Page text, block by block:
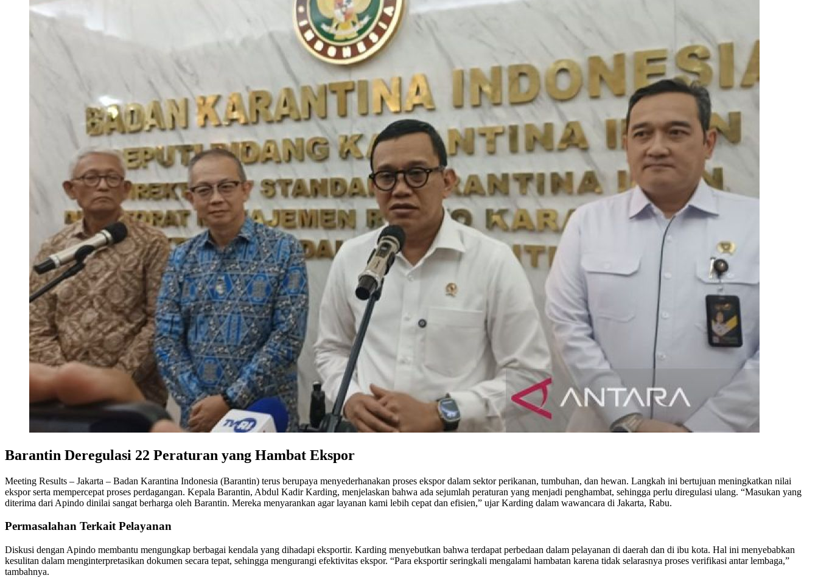
Barantin Deregulasi 22 Peraturan yang Hambat Ekspor
Meeting Results – Jakarta – Badan Karantina Indonesia (Barantin) terus berupaya menyederhanakan proses ekspor dalam sektor perikanan, tumbuhan, dan hewan. Langkah ini bertujuan meningkatkan nilai
ekspor serta mempercepat proses perdagangan. Kepala Barantin, Abdul Kadir Karding, menjelaskan bahwa ada sejumlah peraturan yang menjadi penghambat, sehingga perlu diregulasi ulang. “Masukan yang
diterima dari Apindo dinilai sangat berharga oleh Barantin. Mereka menyarankan agar layanan kami lebih cepat dan efisien,” ujar Karding dalam wawancara di Jakarta, Rabu.
Permasalahan Terkait Pelayanan
Diskusi dengan Apindo membantu mengungkap berbagai kendala yang dihadapi eksportir. Karding menyebutkan bahwa terdapat perbedaan dalam pelayanan di daerah dan di ibu kota. Hal ini menyebabkan
kesulitan dalam menginterpretasikan dokumen secara tepat, sehingga mengurangi efektivitas ekspor. “Para eksportir seringkali mengalami hambatan karena tidak selarasnya proses verifikasi antar lembaga,”
tambahnya.